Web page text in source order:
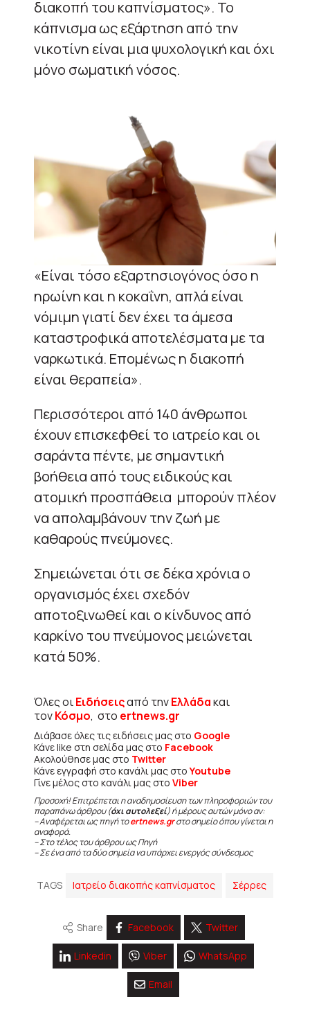
διακοπή του καπνίσματος». Το
κάπνισμα ως εξάρτηση από την
νικοτίνη είναι μια ψυχολογική και όχι
μόνο σωματική νόσος.
«Είναι τόσο εξαρτησιογόνος όσο η
ηρωίνη και η κοκαΐνη, απλά είναι
νόμιμη γιατί δεν έχει τα άμεσα
καταστροφικά αποτελέσματα με τα
ναρκωτικά. Επομένως η διακοπή
είναι θεραπεία».
Περισσότεροι από 140 άνθρωποι
έχουν επισκεφθεί το ιατρείο και οι
σαράντα πέντε, με σημαντική
βοήθεια από τους ειδικούς και
ατομική προσπάθεια μπορούν πλέον
να απολαμβάνουν την ζωή με
καθαρούς πνεύμονες.
Σημειώνεται ότι σε δέκα χρόνια ο
οργανισμός έχει σχεδόν
αποτοξινωθεί και ο κίνδυνος από
καρκίνο του πνεύμονος μειώνεται
κατά 50%.
Όλες οιΕιδήσειςαπό τηνΕλλάδακαι
τονΚόσμο, στο ertnews.gr
Διάβασε όλες τις ειδήσεις μας στο Google
Κάνε like στη σελίδα μας στο Facebook
Ακολούθησε μας στο Twitter
Κάνε εγγραφή στο κανάλι μας στοYoutube
Γίνε μέλος στο κανάλι μας στο Viber
Προσοχή! Επιτρέπεται η αναδημοσίευση των πληροφοριών του
παραπάνω άρθρου (όχι αυτολεξεί) ή μέρους αυτών μόνο αν:
– Αναφέρεται ως πηγή τοertnews.grστο σημείο όπου γίνεται η
αναφορά.
– Στο τέλος του άρθρου ως Πηγή
– Σε ένα από τα δύο σημεία να υπάρχει ενεργός σύνδεσμος
TAGS Ιατρείο διακοπής καπνίσματος Σέρρες
Share Facebook Twitter
Linkedin Viber WhatsApp
Email